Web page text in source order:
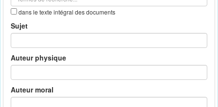
dans le texte intégral des documents
Sujet
Auteur physique
Auteur moral